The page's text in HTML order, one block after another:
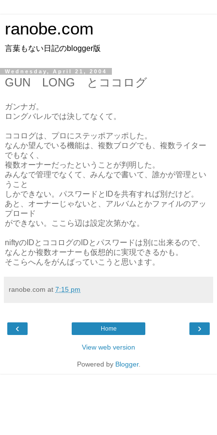
ranobe.com
言葉もない日記のblogger版
Wednesday, April 21, 2004
GUN LONG とココログ
ガンナガ。
ロングバレルでは決してなくて。
ココログは、プロにステッポアッポした。
なんか望んでいる機能は、複数ブログでも、複数ライター
でもなく、
複数オーナーだったということが判明した。
みんなで管理でなくて、みんなで書いて、誰かが管理とい
うこと
しかできない。パスワードとIDを共有すれば別だけど。
あと、オーナーじゃないと、アルバムとかファイルのアッ
プロード
ができない。ここら辺は設定次第かな。
niftyのIDとココログのIDとパスワードは別に出来るので、
なんとか複数オーナーも仮想的に実現できるかも。
そこらへんをがんばっていこうと思います。
ranobe.com at 7:15 pm
‹ ›
Home
View web version
Powered by Blogger.